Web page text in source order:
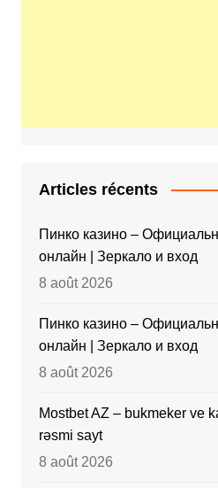
Articles récents
Пинко казино –
онлайн | Зеркало и вход
8 août 2026
Пинко казино –
онлайн | Зеркало и вход
8 août 2026
Mostbet AZ – bukmeker ve
rəsmi sayt
8 août 2026